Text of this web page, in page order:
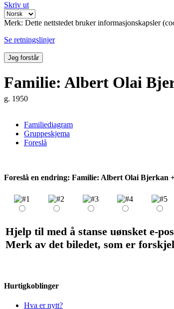
Skriv ut
Merk: Dette nettstedet bruker informasjonskapsler
Se retningslinjer
Jeg forstår
Familie: Albert Olai
g. 1950
Familiediagram
Gruppeskjema
Foreslå
Foreslå en endring: Familie: Albert Olai Bjerkan
Hjelp til med å stanse uønsket e-
Merk av det biledet, som er
Hurtigkoblinger
Hva er nytt?